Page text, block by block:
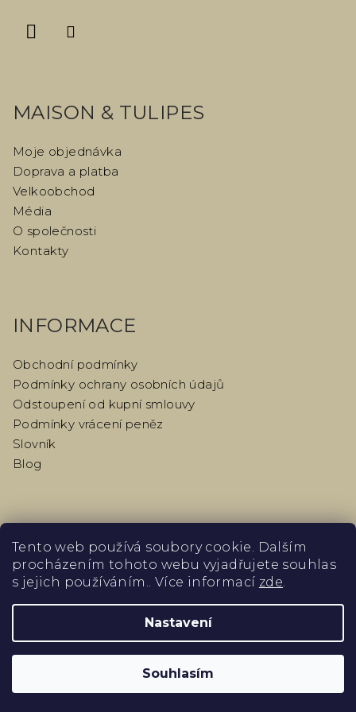
Tento web používá soubory cookie. Dalším
procházením tohoto webu vyjadřujete souhlas
s jejich používáním.. Více informací zde.
Nastavení
Souhlasím
MAISON & TULIPES
Moje objednávka
Doprava a platba
Velkoobchod
Média
O společnosti
Kontakty
INFORMACE
Obchodní podmínky
Podmínky ochrany osobních údajů
Odstoupení od kupní smlouvy
Podmínky vrácení peněz
Slovník
Blog
PŘIJÍMÁME ONLINE PLATBY
Vytvořil Shoptet&PekneWeby